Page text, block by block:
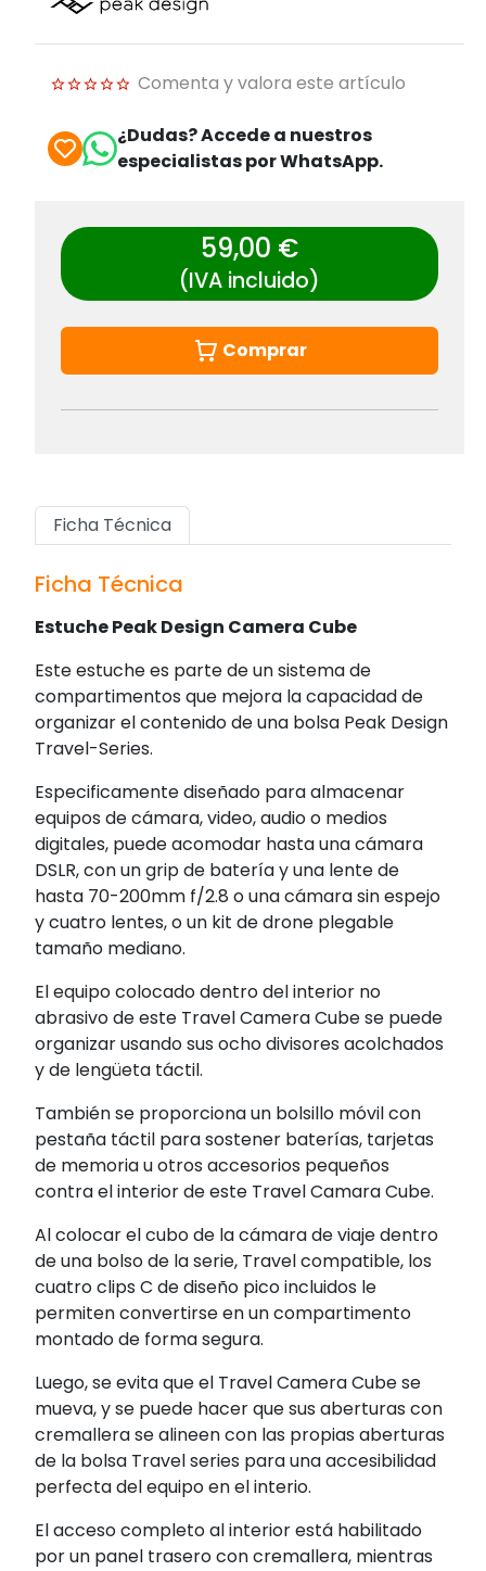
Comenta y valora este artículo
¿Dudas? Accede a nuestros
especialistas por WhatsApp.
59,00 €
(IVA incluido)
Comprar
Ficha Técnica
Ficha Técnica
Estuche Peak Design Camera Cube
Este estuche es parte de un sistema de
compartimentos que mejora la capacidad de
organizar el contenido de una bolsa Peak Design
Travel-Series.
Especificamente diseñado para almacenar
equipos de cámara, video, audio o medios
digitales, puede acomodar hasta una cámara
DSLR, con un grip de batería y una lente de
hasta 70-200mm f/2.8 o una cámara sin espejo
y cuatro lentes, o un kit de drone plegable
tamaño mediano.
El equipo colocado dentro del interior no
abrasivo de este Travel Camera Cube se puede
organizar usando sus ocho divisores acolchados
y de lengüeta táctil.
También se proporciona un bolsillo móvil con
pestaña táctil para sostener baterías, tarjetas
de memoria u otros accesorios pequeños
contra el interior de este Travel Camara Cube.
Al colocar el cubo de la cámara de viaje dentro
de una bolso de la serie, Travel compatible, los
cuatro clips C de diseño pico incluidos le
permiten convertirse en un compartimento
montado de forma segura.
Luego, se evita que el Travel Camera Cube se
mueva, y se puede hacer que sus aberturas con
cremallera se alineen con las propias aberturas
de la bolsa Travel series para una accesibilidad
perfecta del equipo en el interio.
El acceso completo al interior está habilitado
por un panel trasero con cremallera, mientras